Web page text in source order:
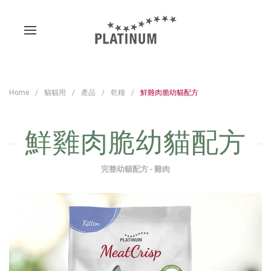
Home 貓貓用 產品 乾糧 鮮雞肉脆幼貓配方
鮮雞肉脆幼貓配方
完整幼貓配方 - 雞肉